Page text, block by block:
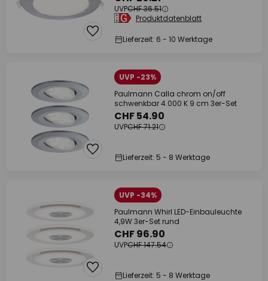
UVPCHF 36.51
Produktdatenblatt
Lieferzeit: 6 - 10 Werktage
UVP -23%
Paulmann Calla chrom on/off
schwenkbar 4.000 K 9 cm 3er-Set
CHF 54.90
UVPCHF 71.21
Lieferzeit: 5 - 8 Werktage
UVP -34%
Paulmann Whirl LED-Einbauleuchte
4,9W 3er-Set rund
CHF 96.90
UVPCHF 147.54
Lieferzeit: 5 - 8 Werktage